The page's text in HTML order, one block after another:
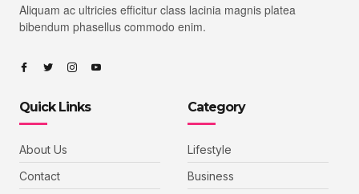
Aliquam ac ultricies efficitur class lacinia magnis platea
bibendum phasellus commodo enim.
Quick Links
About Us
Contact
Category
Lifestyle
Business